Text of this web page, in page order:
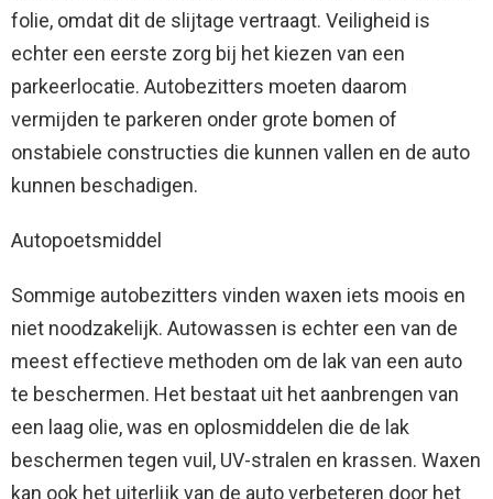
folie, omdat dit de slijtage vertraagt. Veiligheid is
echter een eerste zorg bij het kiezen van een
parkeerlocatie. Autobezitters moeten daarom
vermijden te parkeren onder grote bomen of
onstabiele constructies die kunnen vallen en de auto
kunnen beschadigen.
Autopoetsmiddel
Sommige autobezitters vinden waxen iets moois en
niet noodzakelijk. Autowassen is echter een van de
meest effectieve methoden om de lak van een auto
te beschermen. Het bestaat uit het aanbrengen van
een laag olie, was en oplosmiddelen die de lak
beschermen tegen vuil, UV-stralen en krassen. Waxen
kan ook het uiterlijk van de auto verbeteren door het